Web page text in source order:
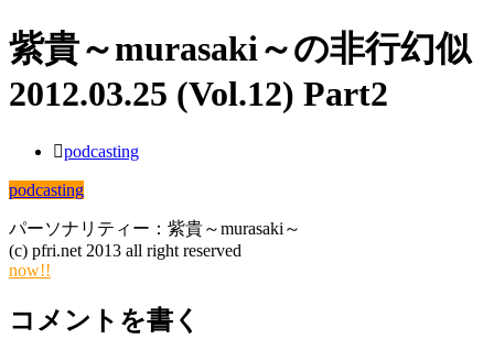
紫貴～murasaki～の非行幻似
2012.03.25 (Vol.12) Part2
podcasting
podcasting
パーソナリティー：紫貴～murasaki～
(c) pfri.net 2013 all right reserved
now!!
コメントを書く